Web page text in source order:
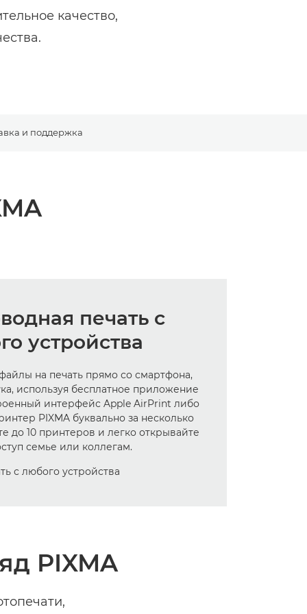
качество,
и поддержка
печать с
устройства
на печать прямо со смартфона,
используя бесплатное приложение
интерфейс Apple AirPrint либо
PIXMA буквально за несколько
до 10 принтеров и легко открывайте
семье или коллегам.
PIXMA